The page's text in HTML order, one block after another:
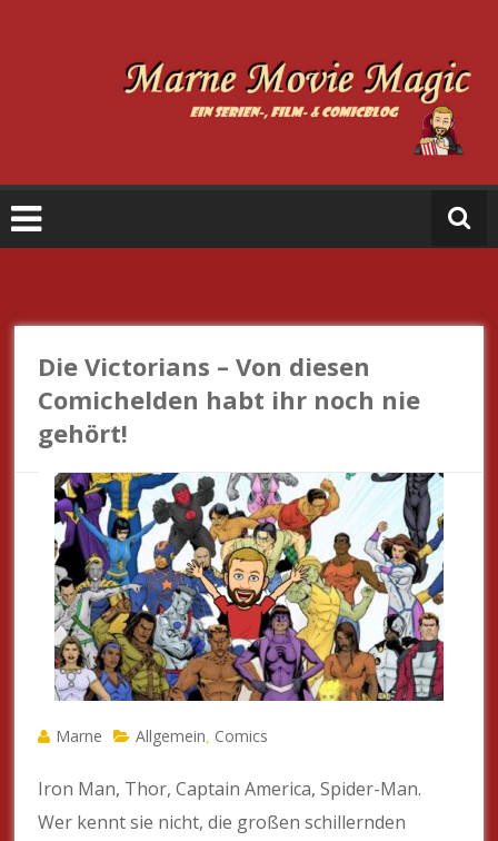
a
e
o
vi
e
M
a
gi
c
Die Victorians – Von diesen
Comichelden habt ihr noch nie
gehört!
Marne Allgemein Comics
Iron Man, Thor, Captain America, Spider-Man.
Wer kennt sie nicht, die großen schillernden